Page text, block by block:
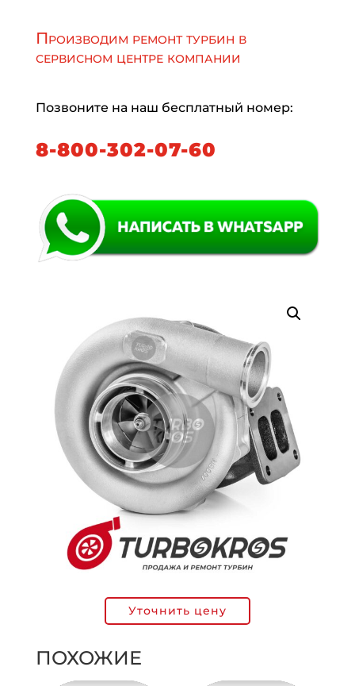
Производим ремонт турбин в
сервисном центре компании
Позвоните на наш бесплатный номер:
8-800-302-07-60
Уточнить цену
ПОХОЖИЕ